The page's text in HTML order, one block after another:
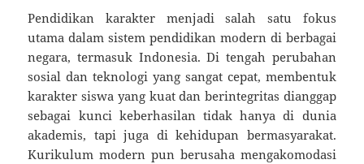
Pendidikan karakter menjadi salah satu fokus
utama dalam sistem pendidikan modern di berbagai
negara, termasuk Indonesia. Di tengah perubahan
sosial dan teknologi yang sangat cepat, membentuk
karakter siswa yang kuat dan berintegritas dianggap
sebagai kunci keberhasilan tidak hanya di dunia
akademis, tapi juga di kehidupan bermasyarakat.
Kurikulum modern pun berusaha mengakomodasi